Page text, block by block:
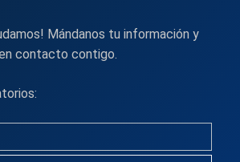
Mándanos tu información y
contacto contigo.